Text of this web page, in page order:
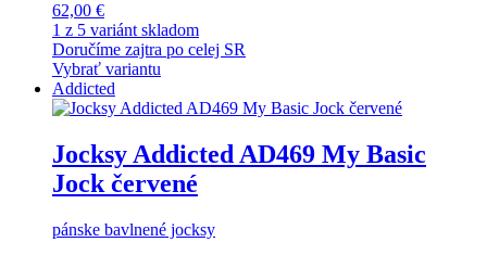
62,00 €
1 z 5 variánt skladom
Doručíme zajtra po celej SR
Vybrať variantu
Addicted
Jocksy Addicted AD469 My Basic
Jock červené
pánske bavlnené jocksy